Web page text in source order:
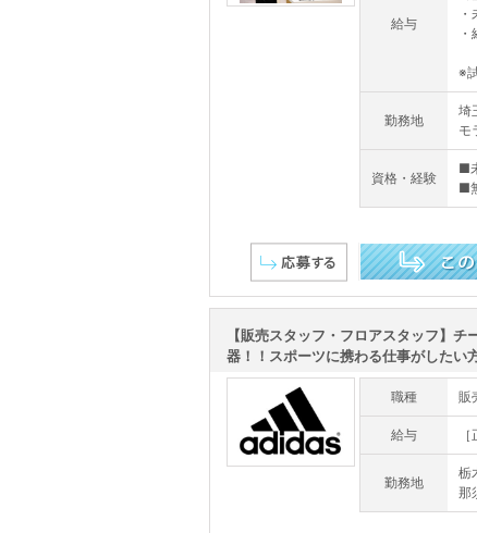
給与
※
勤務地
埼
モ
資格・経験
■
■
【販売スタッフ・フロアスタッフ】チ
器！！スポーツに携わる仕事がしたい
職種 販
給与
勤務地
栃
那